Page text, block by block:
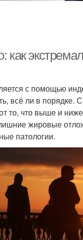
как
с помощью
всё ли в порядке.
то, что выше и
жировые
патологии.